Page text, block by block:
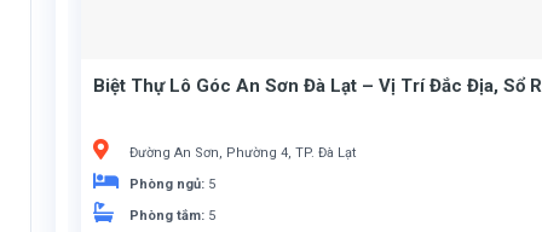
Biệt Thự Lô Góc An Sơn Đà Lạt – Vị Trí Đắc Địa, Sổ
Đường An Sơn, Phường 4, TP. Đà Lạt
Phòng ngủ: 5
Phòng tắm: 5